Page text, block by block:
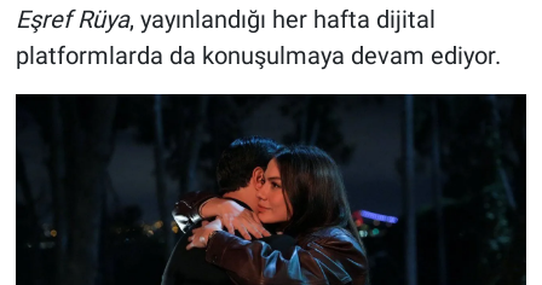
Eşref Rüya, yayınlandığı her hafta dijital
platformlarda da konuşulmaya devam ediyor.